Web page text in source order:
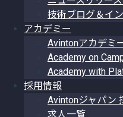
技術ブログ＆イ
アカデミー
Avintonアカデミ
Academy on
Academy with
採用情報
Avintonジャパン
求人一覧